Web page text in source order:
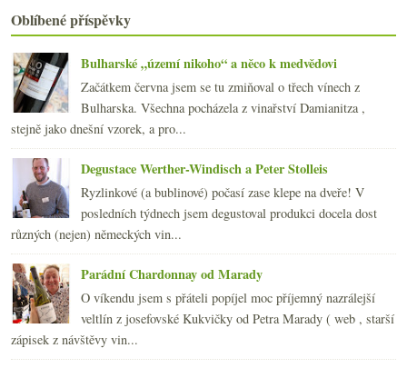
►června(21)
►května
►dubna(21)
►března(21)
►února(20)
►ledna(22)
►2013(249)
►2012(254)
►2011(252)
► 2010 (249)
2009 (249)
►2008(270)
►2007(108)
Oblíbené příspěvky
Bulharské „území nikoho“ a něco k medvědovi
Začátkem června jsem se tu zmiňoval o třech vínech z
Bulharska. Všechna pocházela z vinařství Damianitza ,
stejně jako dnešní vzorek, a pro...
Degustace Werther-Windisch a Peter Stolleis
Ryzlinkové (a bublinové) počasí zase klepe na dveře! V
posledních týdnech jsem degustoval produkci docela dost
různých (nejen) německých vin...
Parádní Chardonnay od Marady
O víkendu jsem s přáteli popíjel moc příjemný nazrálejší
veltlín z josefovské Kukvičky od Petra Marady ( web , starší
zápisek z návštěvy vin...